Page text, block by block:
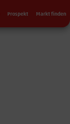
Prospekt Markt finden